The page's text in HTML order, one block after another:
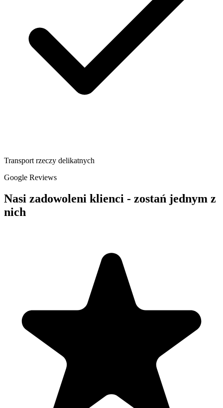
Transport rzeczy delikatnych
Google Reviews
Nasi zadowoleni klienci - zostań jednym z
nich